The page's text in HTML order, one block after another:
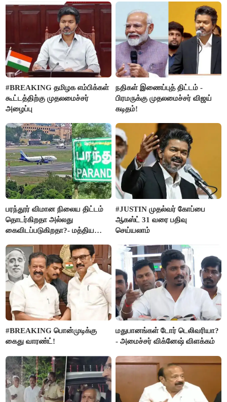
செய்த கொடூரம்
#BREAKING தமிழக எம்பிக்கள்
கூட்டத்திற்கு முதலமைச்சர்
அழைப்பு
நதிகள் இணைப்புத் திட்டம் -
பிரமருக்கு முதலமைச்சர் விஜய்
கடிதம்!
பரந்தூர் விமான நிலைய திட்டம்
தொடர்கிறதா அல்லது
கைவிடப்படுகிறதா?- மத்திய
#JUSTIN முதல்வர் கோப்பை
ஆகஸ்ட் 31 வரை பதிவு
செய்யலாம்
#BREAKING பொன்முடிக்கு
கைது வாரண்ட்!
மதுபானங்கள் டோர் டெலிவரியா?
- அமைச்சர் விக்னேஷ் விளக்கம்